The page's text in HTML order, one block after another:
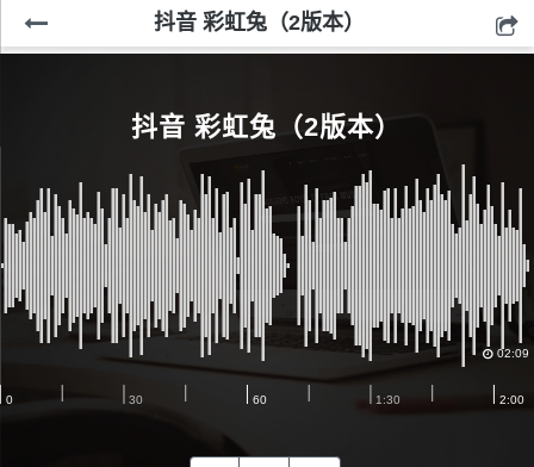
抖音 彩虹兔（2版本）
抖音 彩虹兔（2版本）
02:09